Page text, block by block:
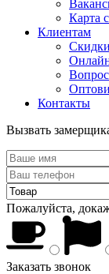
Карта
Клиентам
Контакты
Вызвать
Пожалуйста,
Заказать звонок